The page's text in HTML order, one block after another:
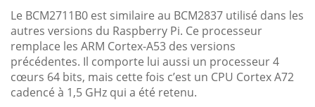
Le BCM2711B0 est similaire au BCM2837 utilisé dans les
autres versions du Raspberry Pi. Ce processeur
remplace les ARM Cortex-A53 des versions
précédentes. Il comporte lui aussi un processeur 4
cœurs 64 bits, mais cette fois c’est un CPU Cortex A72
cadencé à 1,5 GHz qui a été retenu.